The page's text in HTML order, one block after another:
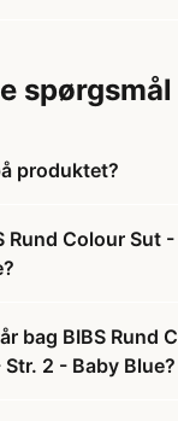
spørgsmål
produktet?
Rund Colour Sut
bag BIBS Rund
2 - Baby Blue?